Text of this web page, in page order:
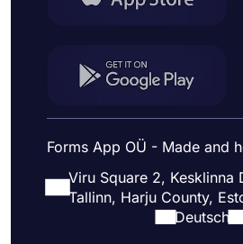
Forms App OÜ - Made and
Viru Square 2, Kesklinna
Tallinn, Harju County,
Deutsch